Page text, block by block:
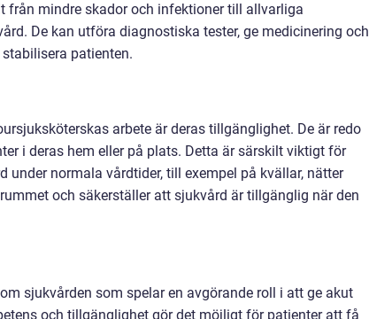
från mindre skador och infektioner till allvarliga
De kan utföra diagnostiska tester, ge medicinering och
patienten.
arbete är deras tillgänglighet. De är redo
i deras hem eller på plats. Detta är särskilt viktigt för
normala vårdtider, till exempel på kvällar, nätter
och säkerställer att sjukvård är tillgänglig när den
sjukvården som spelar en avgörande roll i att ge akut
och tillgänglighet gör det möjligt för patienter att få